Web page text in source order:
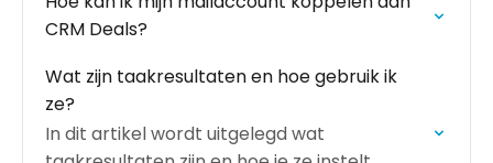
CRM Deals?
Wat zijn taakresultaten en hoe gebruik ik
ze?
In dit artikel wordt uitgelegd wat